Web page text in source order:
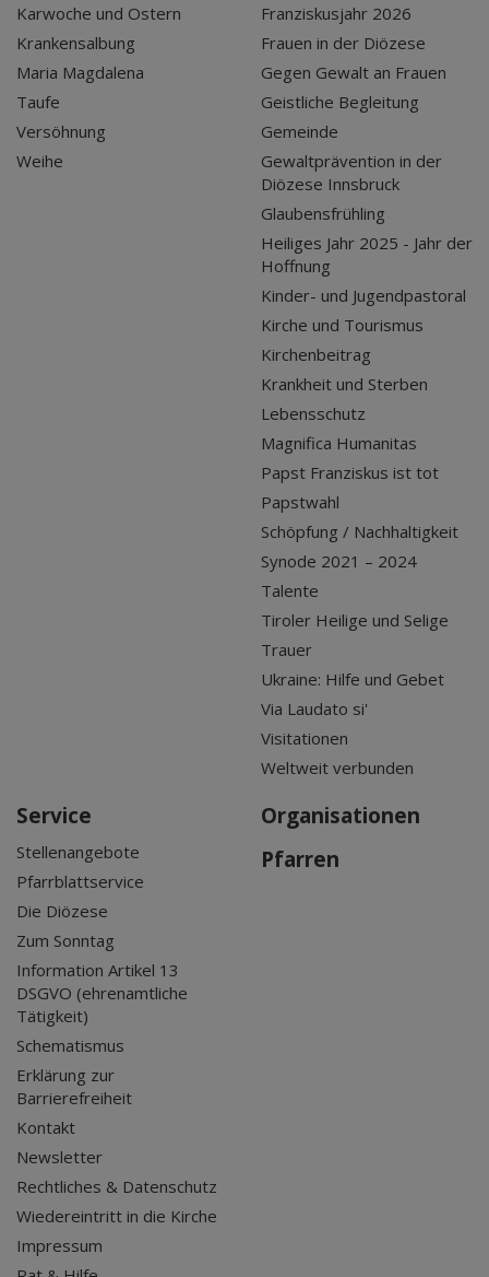
Karwoche und Ostern
Krankensalbung
Maria Magdalena
Taufe
Versöhnung
Weihe
Franziskusjahr 2026
Frauen in der Diözese
Gegen Gewalt an Frauen
Geistliche Begleitung
Gemeinde
Gewaltprävention in der
Diözese Innsbruck
Glaubensfrühling
Heiliges Jahr 2025 - Jahr der
Hoffnung
Kinder- und Jugendpastoral
Kirche und Tourismus
Kirchenbeitrag
Krankheit und Sterben
Lebensschutz
Magnifica Humanitas
Papst Franziskus ist tot
Papstwahl
Schöpfung / Nachhaltigkeit
Synode 2021 – 2024
Talente
Tiroler Heilige und Selige
Trauer
Ukraine: Hilfe und Gebet
Via Laudato si'
Visitationen
Weltweit verbunden
Service
Stellenangebote
Pfarrblattservice
Die Diözese
Zum Sonntag
Information Artikel 13
DSGVO (ehrenamtliche
Tätigkeit)
Schematismus
Erklärung zur
Barrierefreiheit
Kontakt
Newsletter
Rechtliches & Datenschutz
Wiedereintritt in die Kirche
Impressum
Organisationen
Pfarren